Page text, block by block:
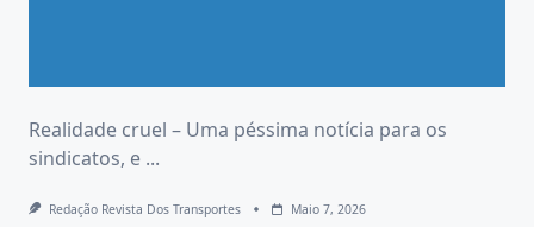
Realidade cruel – Uma péssima notícia para os
sindicatos, e ...
Redação Revista Dos Transportes Maio 7, 2026